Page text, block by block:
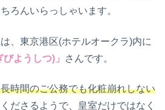
ろんいらっしゃいます。
、東京港区(ホテルオークラ)内に
びようしつ)」 さんです。
時間のご公務でも化粧崩れしない
ださるようで、皇室だけではなく